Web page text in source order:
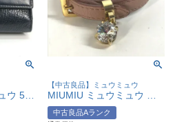
MIUMIU ミュウミュウ 5ML014 バイカラー ロゴ コンパクトウォレット 3つ折り財布 レザー レディース ブラック 【中古】
【中古良品】ミュウミュウ
中古良品Aランク